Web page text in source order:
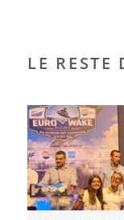
LE RESTE